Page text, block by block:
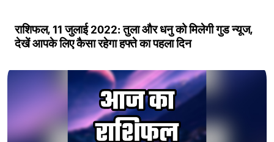
राशिफल, 11 जुलाई 2022: तुला और धनु को मिलेगी गुड न्यूज,
देखें आपके लिए कैसा रहेगा हफ्ते का पहला दिन